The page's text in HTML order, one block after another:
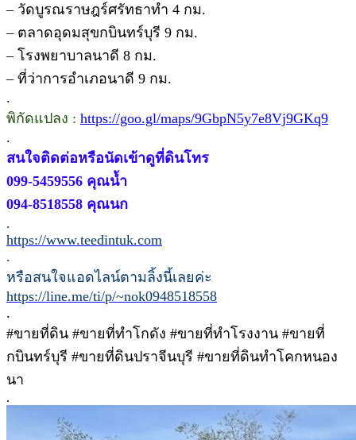
– วัดบูรณราษฎร์ศรัทธาทำ 4 กม.
– ตลาดอุดมสุขกบินทร์บุรี 9 กม.
– โรงพยาบาลนาดี 8 กม.
– ที่ว่าการอำเภอนาดี 9 กม.
.
พิกัดแปลง : https://goo.gl/maps/9GbpN5y7e8Vj9GKq9
.
สนใจติดต่อหรือนัดเข้าดูที่ดินโทร
099-5459556 คุณน้ำ
094-8518558 คุณนก
.
https://www.teedintuk.com
.
หรือสนใจแอดไลน์ตามลิ้งนี้เลยค่ะ
https://line.me/ti/p/~nok0948518558
.
#ขายที่ดิน #ขายที่ทำโกดัง #ขายที่ทำโรงงาน #ขายที่
กบินทร์บุรี #ขายที่ดินปราจีนบุรี #ขายที่ดินทำโคกหนอง
นา
.